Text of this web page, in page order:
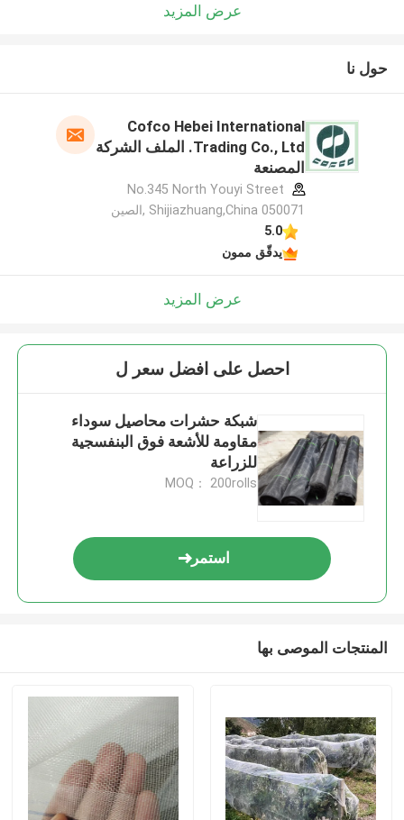
عرض المزيد
حول نا
Cofco Hebei International
Trading Co., Ltd. الملف الشركة
المصنعة
No.345 North Youyi Street
Shijiazhuang,China 050071 ,الصين
5.0
يدقّق ممون
عرض المزيد
احصل على افضل سعر ل
شبكة حشرات محاصيل سوداء
مقاومة للأشعة فوق البنفسجية
للزراعة
MOQ： 200rolls
استمر
المنتجات الموصى بها